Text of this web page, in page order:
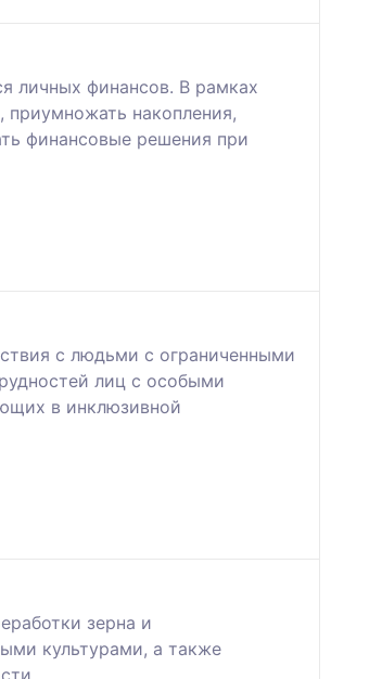
личных финансов. В рамках
накопления,
финансовые решения при
с людьми с ограниченными
лиц с особыми
в инклюзивной
зерна и
культурами, а также